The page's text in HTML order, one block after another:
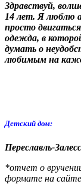
Здравствуй,
14 лет. Я люблю
просто
одежда, в
думать о
любимым на
Детский дом:
Переславль-
*отчет о
формате на сайте